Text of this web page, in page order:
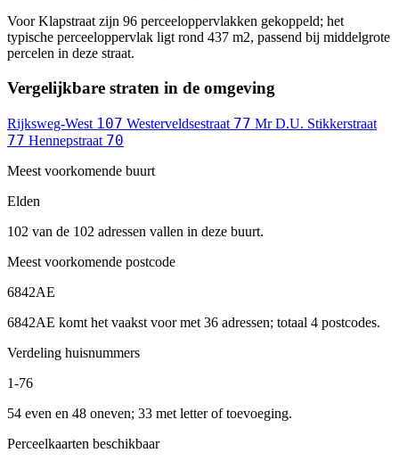
Voor Klapstraat zijn 96 perceeloppervlakken gekoppeld; het
typische perceeloppervlak ligt rond 437 m2, passend bij middelgrote
percelen in deze straat.
Vergelijkbare straten in de omgeving
Rijksweg-West 107 Westerveldsestraat 77 Mr D.U. Stikkerstraat
77 Hennepstraat 70
Meest voorkomende buurt
Elden
102 van de 102 adressen vallen in deze buurt.
Meest voorkomende postcode
6842AE
6842AE komt het vaakst voor met 36 adressen; totaal 4 postcodes.
Verdeling huisnummers
1-76
54 even en 48 oneven; 33 met letter of toevoeging.
Perceelkaarten beschikbaar